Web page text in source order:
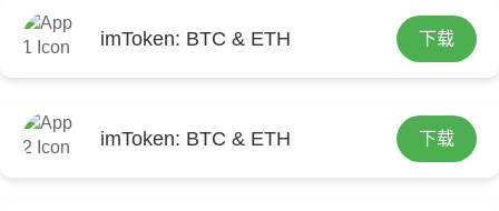
imToken: BTC & ETH 下载
imToken: BTC & ETH 下载
首页